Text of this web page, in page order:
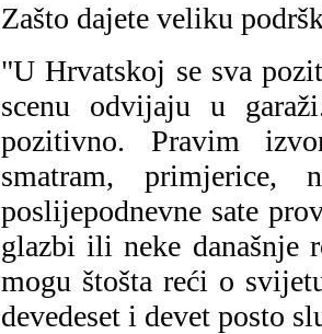
Zašto dajete veliku
"U Hrvatskoj se sva
scenu odvijaju u
pozitivno. Pravim
smatram,
poslijepodnevne sate
glazbi ili neke današnje
mogu štošta reći o
devedeset i devet posto